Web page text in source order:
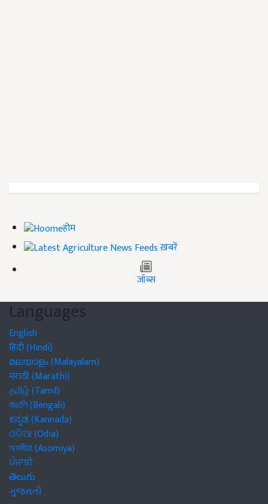
होम
ख़बरें
जॉब्स
Languages
English
हिंदी (Hindi)
മലയാളം (Malayalam)
मराठी (Marathi)
தமிழ் (Tamil)
বাঙালি (Bengali)
ಕನ್ನಡ (Kannada)
ଓଡିଆ (Odia)
অসমীয়া (Asomiya)
ਪੰਜਾਬੀ
తెలుగు
ગુજરાતી